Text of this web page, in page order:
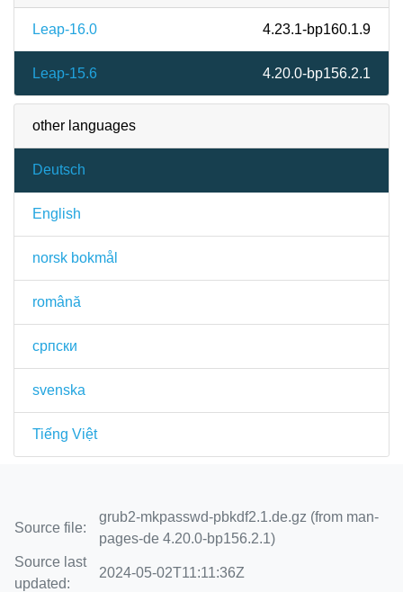
Leap-16.0 4.23.1-bp160.1.9
Leap-15.6 4.20.0-bp156.2.1
other languages
Deutsch
English
norsk bokmål
română
српски
svenska
Tiếng Việt
Source file:
grub2-mkpasswd-pbkdf2.1.de.gz (from man-
pages-de 4.20.0-bp156.2.1)
Source last
updated:
2024-05-02T11:11:36Z